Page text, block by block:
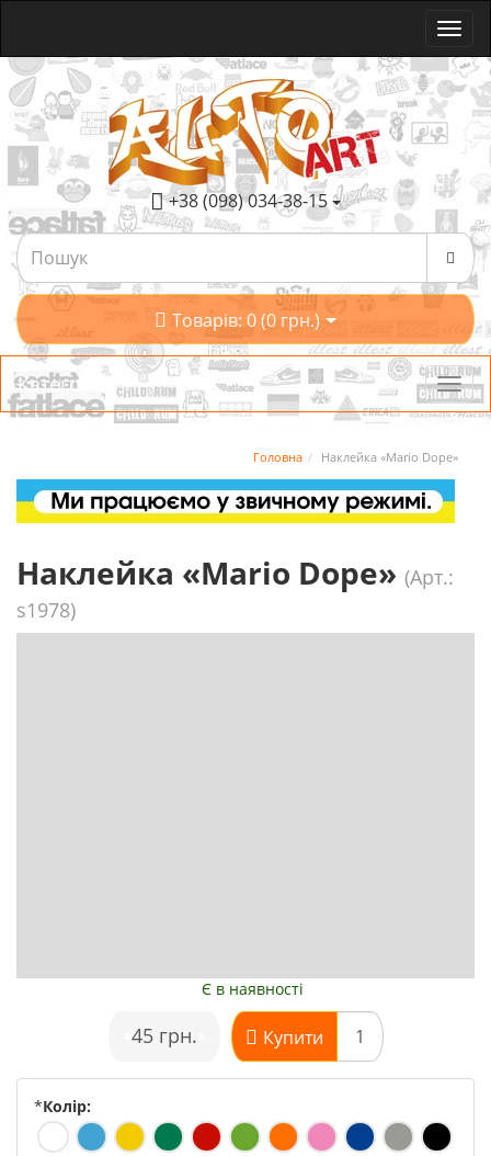
+38 (098) 034-38-15
Товарів: 0 (0 грн.)
Категорії
Головна Наклейка «Mario Dope»
Наклейка «Mario Dope» (Арт.:
s1978)
Є в наявності
45 грн. Купити
*Колір: